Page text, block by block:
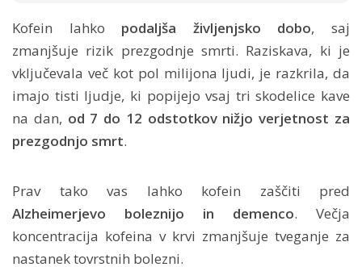
Kofein lahko podaljša življenjsko dobo, saj
zmanjšuje rizik prezgodnje smrti. Raziskava, ki je
vključevala več kot pol milijona ljudi, je razkrila, da
imajo tisti ljudje, ki popijejo vsaj tri skodelice kave
na dan, od 7 do 12 odstotkov nižjo verjetnost za
prezgodnjo smrt.
Prav tako vas lahko kofein zaščiti pred
Alzheimerjevo boleznijo in demenco. Večja
koncentracija kofeina v krvi zmanjšuje tveganje za
nastanek tovrstnih bolezni.